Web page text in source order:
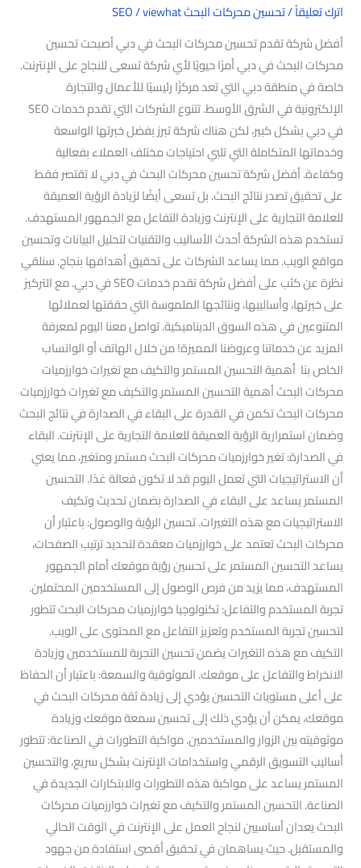
اترك تعليقاً/تحسين محركات البحث SEO /viewhat
أفضل شركة تقدم تحسين محركات البحث في دبي أصبحت تحسين
محركات البحث في دبي أمرًا حيويًا لأي شركة تسعى للنجاح على الإنترنت.
خاصة في منطقة دبي التي تعد مركزًا رئيسيًا للأعمال والتجارة
الإلكترونية في الشرق الأوسط. تتنوع الشركات التي تقدم خدمات SEO
في دبي بشكل كبير، لكن هناك شركة تبرز بفضل خبرتها الواسعة
وخدماتها المتكاملة التي تلبي احتياجات مختلف العملاء بفعالية
وكفاءة. أفضل شركة تحسين محركات البحث في دبي لا تقتصر فقط
على تحقيق تصدر نتائج البحث. بل تسعى أيضًا لزيادة الرؤية العميقة
للعلامة التجارية على الإنترنت وزيادة التفاعل مع الجمهور المستهدف.
تستخدم هذه الشركة أحدث الأساليب والتقنيات لتحليل البيانات وتحسين
مواقع الويب. مما يساعد الشركات على تحقيق أهدافها بنجاح. سنلقي
نظرة عن كثب على أفضل شركة تقدم خدمات SEO في دبي. مع التركيز
على خبرتها، وأساليبها، ونتائجها الملموسة التي حققتها لعملائها
المتنوعين في هذه السوق الديناميكية. تواصل معنا اليوم لمعرفة
المزيد عن خدماتنا وعروضنا المميزة! من خلال الهاتف أو الواتساب
الخاص بنا أهمية التحسين المستمر والتكيف مع تغيرات خوارزميات
محركات البحث أهمية التحسين المستمر والتكيف مع تغيرات خوارزميات
محركات البحث تكمن في القدرة على البقاء في الصدارة في نتائج البحث
وضمان استمرارية الرؤية العميقة للعلامة التجارية على الإنترنت. البقاء
في الصدارة: تغير خوارزميات محركات البحث مستمر ومتغير، مما يعني
أن الاستراتيجيات التي تعمل اليوم قد لا تكون فعالة غدًا. التحسين
المستمر يساعد على البقاء في الصدارة بضمان تحديث وتكيف
الاستراتيجيات مع هذه التغيرات. تحسين الرؤية والوصول: باعتبار أن
محركات البحث تعتمد على خوارزميات معقدة لتحديد ترتيب الصفحات،
يساعد التحسين المستمر على تحسين رؤية موقعك أمام الجمهور
المستهدف، مما يزيد من فرص الوصول إلى المستخدمين المحتملين.
تجربة المستخدم والتفاعل: تكنولوجيا خوارزميات محركات البحث تتطور
لتحسين تجربة المستخدم وتعزيز التفاعل مع المحتوى على الويب.
التكيف مع هذه التغيرات يضمن تحسين التجربة للمستخدمين وزيادة
الانخراط والتفاعل على موقعك. الموثوقية والسمعة: باعتبار أن الحفاظ
على أعلى مستويات التحسين يؤدي إلى زيادة ثقة محركات البحث في
موقعك، يمكن أن يؤدي ذلك إلى تحسين سمعة موقعك وزيادة
موثوقيته بين الزوار والمستخدمين. مواكبة التطورات في الصناعة: تتطور
أساليب التسويق الرقمي واستخدامات الإنترنت بشكل سريع، والتحسين
المستمر يساعد على مواكبة هذه التطورات والابتكارات الجديدة في
الصناعة. التحسين المستمر والتكيف مع تغيرات خوارزميات محركات
البحث يعدان أساسيين لنجاح العمل على الإنترنت في الوقت الحالي
والمستقبل. حيث يساهمان في تحقيق أقصى استفادة من جهود